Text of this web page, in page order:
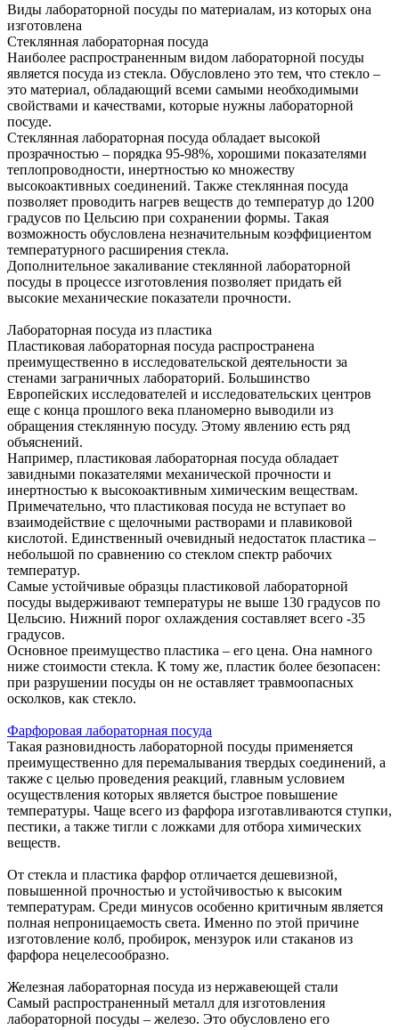
Виды лабораторной посуды по материалам, из которых она
изготовлена
Стеклянная лабораторная посуда
Наиболее распространенным видом лабораторной посуды
является посуда из стекла. Обусловлено это тем, что стекло –
это материал, обладающий всеми самыми необходимыми
свойствами и качествами, которые нужны лабораторной
посуде.
Стеклянная лабораторная посуда обладает высокой
прозрачностью – порядка 95-98%, хорошими показателями
теплопроводности, инертностью ко множеству
высокоактивных соединений. Также стеклянная посуда
позволяет проводить нагрев веществ до температур до 1200
градусов по Цельсию при сохранении формы. Такая
возможность обусловлена незначительным коэффициентом
температурного расширения стекла.
Дополнительное закаливание стеклянной лабораторной
посуды в процессе изготовления позволяет придать ей
высокие механические показатели прочности.
Лабораторная посуда из пластика
Пластиковая лабораторная посуда распространена
преимущественно в исследовательской деятельности за
стенами заграничных лабораторий. Большинство
Европейских исследователей и исследовательских центров
еще с конца прошлого века планомерно выводили из
обращения стеклянную посуду. Этому явлению есть ряд
объяснений.
Например, пластиковая лабораторная посуда обладает
завидными показателями механической прочности и
инертностью к высокоактивным химическим веществам.
Примечательно, что пластиковая посуда не вступает во
взаимодействие с щелочными растворами и плавиковой
кислотой. Единственный очевидный недостаток пластика –
небольшой по сравнению со стеклом спектр рабочих
температур.
Самые устойчивые образцы пластиковой лабораторной
посуды выдерживают температуры не выше 130 градусов по
Цельсию. Нижний порог охлаждения составляет всего -35
градусов.
Основное преимущество пластика – его цена. Она намного
ниже стоимости стекла. К тому же, пластик более безопасен:
при разрушении посуды он не оставляет травмоопасных
осколков, как стекло.
Фарфоровая лабораторная посуда
Такая разновидность лабораторной посуды применяется
преимущественно для перемалывания твердых соединений, а
также с целью проведения реакций, главным условием
осуществления которых является быстрое повышение
температуры. Чаще всего из фарфора изготавливаются ступки,
пестики, а также тигли с ложками для отбора химических
веществ.
От стекла и пластика фарфор отличается дешевизной,
повышенной прочностью и устойчивостью к высоким
температурам. Среди минусов особенно критичным является
полная непроницаемость света. Именно по этой причине
изготовление колб, пробирок, мензурок или стаканов из
фарфора нецелесообразно.
Железная лабораторная посуда из нержавеющей стали
Самый распространенный металл для изготовления
лабораторной посуды – железо. Это обусловлено его